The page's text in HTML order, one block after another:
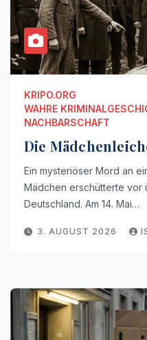
KRIPO.ORG
WAHRE
NACHBARSCHAFT
Die
Ein mysteriöser Mord an
Mädchen erschütterte vor
Deutschland. Am 14. Mai…
3. AUGUST 2026